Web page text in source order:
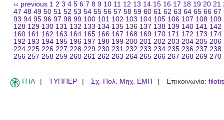
‹‹ previous 1 2 3 4 5 6 7 8 9 10 11 12 13 14 15 16 17 18 19 20 21
47 48 49 50 51 52 53 54 55 56 57 58 59 60 61 62 63 64 65 66 67
93 94 95 96 97 98 99 100 101 102 103 104 105 106 107 108 109
128 129 130 131 132 133 134 135 136 137 138 139 140 141 142
160 161 162 163 164 165 166 167 168 169 170 171 172 173 174
192 193 194 195 196 197 198 199 200 201 202 203 204 205 206
224 225 226 227 228 229 230 231 232 233 234 235 236 237 238
256 257 258 259 260 261 262 263 264 265 266 267 268 269 270
ITIA ΤΥΠΠΕΡ Σχ. Πολ. Μηχ. ΕΜΠ Επικοινωνία: